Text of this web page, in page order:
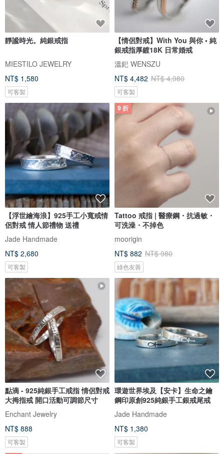
靜謐時光。純銀戒指
MIESTILO JEWELRY
NT$ 1,580
可客製
【情侶對戒】With You 與你 • 純
銀戒指厚鍍18K 日常婚戒
溫釲 WENSZU
NT$ 4,482 NT$ 4,980
可客製
【浮世繪海浪】925手工小寬戒情
侶對戒 情人節禮物 送禮
Jade Handmade
NT$ 2,680
可客製
9 折
Tattoo 戒指 | 醫療鋼・抗過敏・
可洗澡・不掉色
moorigin
NT$ 882 NT$ 980
綠色友善
點滴 - 925純銀手工戒指 情侶對戒
大拇指戒 開口活動可調節尺寸
Enchant Jewelry
NT$ 888
可客製
環遊世界埃及【安卡】生命之鑰
鋼印原創925純銀手工銀戒尾戒
Jade Handmade
NT$ 1,380
可客製